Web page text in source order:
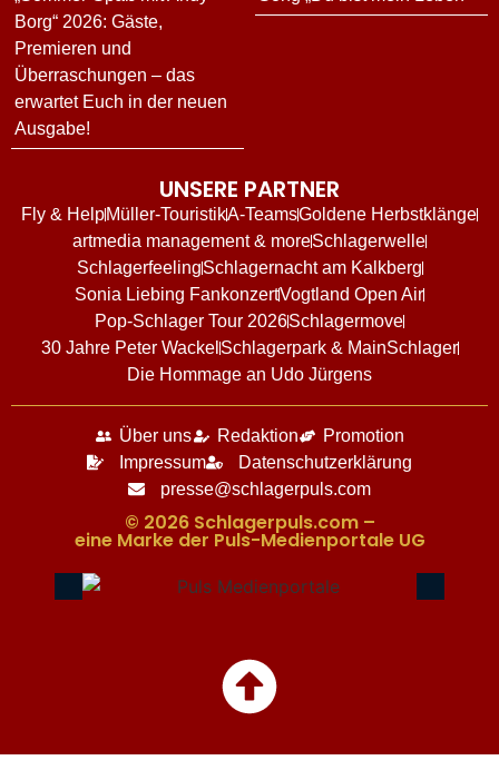
Borg“ 2026: Gäste,
Premieren und
Überraschungen – das
erwartet Euch in der neuen
Ausgabe!
UNSERE PARTNER
Fly & HelpMüller-TouristikA-TeamsGoldene Herbstklänge
artmedia management & moreSchlagerwelle
SchlagerfeelingSchlagernacht am Kalkberg
Sonia Liebing FankonzertVogtland Open Air
Pop-Schlager Tour 2026Schlagermove
30 Jahre Peter Wackel Schlagerpark & MainSchlager
Die Hommage an Udo Jürgens
Über uns Redaktion
Promotion
Impressum
Datenschutzerklärung
presse@schlagerpuls.com
© 2026 Schlagerpuls.com –
eine Marke der Puls-Medienportale UG​